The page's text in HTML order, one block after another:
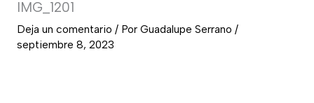
IMG_1201
Deja un comentario / Por Guadalupe Serrano /
septiembre 8, 2023